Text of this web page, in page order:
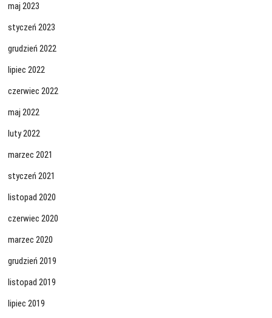
maj 2023
styczeń 2023
grudzień 2022
lipiec 2022
czerwiec 2022
maj 2022
luty 2022
marzec 2021
styczeń 2021
listopad 2020
czerwiec 2020
marzec 2020
grudzień 2019
listopad 2019
lipiec 2019